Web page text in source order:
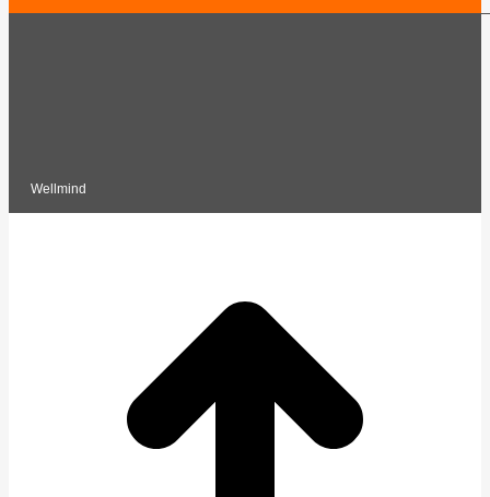
Wellmind